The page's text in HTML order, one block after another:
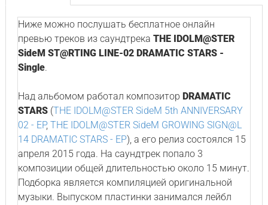
Ниже можно послушать бесплатное онлайн
превью треков из саундтрека THE IDOLM@STER
SideM ST@RTING LINE-02 DRAMATIC STARS -
Single.
Над альбомом работал композитор DRAMATIC
STARS(THE IDOLM@STER SideM 5th ANNIVERSARY
02 - EP, THE IDOLM@STER SideM GROWING SIGN@L
14 DRAMATIC STARS - EP), а его релиз состоялся 15
апреля 2015 года. На саундтрек попало 3
композиции общей длительностью около 15 минут.
Подборка является компиляцией оригинальной
музыки. Выпуском пластинки занимался лейбл